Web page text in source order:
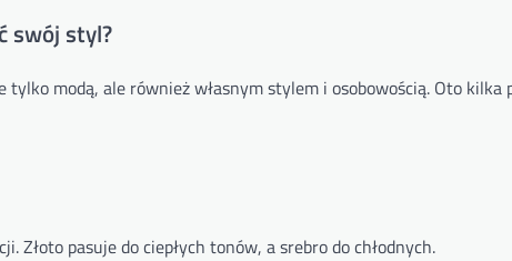
swój styl?
modą, ale również własnym stylem i osobowością. Oto kilka
Złoto pasuje do ciepłych tonów, a srebro do chłodnych.